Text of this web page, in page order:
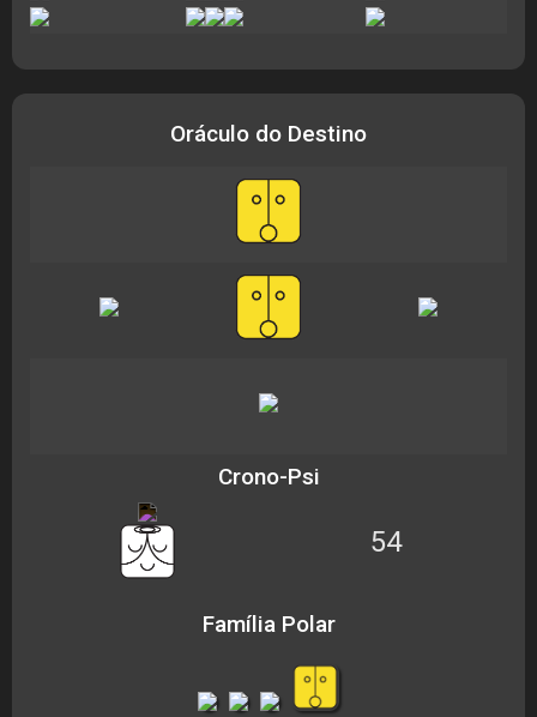
Oráculo do Destino
Crono-Psi
54
Família Polar